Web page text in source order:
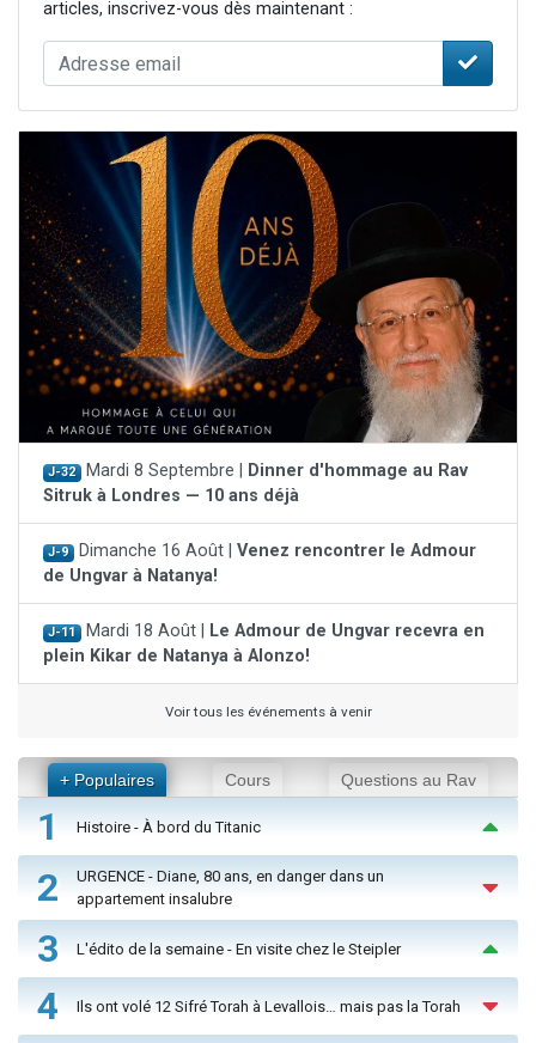
articles, inscrivez-vous dès maintenant :
J-32 Mardi 8 Septembre |
Dinner d'hommage au Rav
Sitruk à Londres — 10 ans déjà
J-9 Dimanche 16 Août | Venez rencontrer le Admour
de Ungvar à Natanya!
J-11 Mardi 18 Août |
Le Admour de Ungvar recevra en
plein Kikar de Natanya à Alonzo!
Voir tous les événements à venir
+ Populaires Cours Questions au Rav
1 Histoire - À bord du Titanic
2
URGENCE - Diane, 80 ans, en danger dans un
appartement insalubre
3 L'édito de la semaine - En visite chez le Steipler
4 Ils ont volé 12 Sifré Torah à Levallois… mais pas la Torah